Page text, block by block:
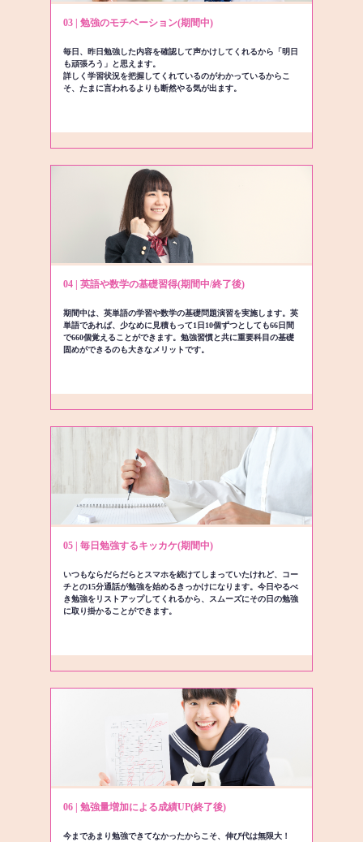
03 | 勉強のモチベーション(期間中)
毎日、昨日勉強した内容を確認して声かけしてくれるから「明日
も頑張ろう」と思えます。
詳しく学習状況を把握してくれているのがわかっているからこ
そ、たまに言われるよりも断然やる気が出ます。
04 | 英語や数学の基礎習得(期間中/終了後)
期間中は、英単語の学習や数学の基礎問題演習を実施します。英
単語であれば、少なめに見積もって1日10個ずつとしても66日間
で660個覚えることができます。勉強習慣と共に重要科目の基礎
固めができるのも大きなメリットです。
05 | 毎日勉強するキッカケ(期間中)
いつもならだらだらとスマホを続けてしまっていたけれど、コー
チとの15分通話が勉強を始めるきっかけになります。今日やるべ
き勉強をリストアップしてくれるから、スムーズにその日の勉強
に取り掛かることができます。
06 | 勉強量増加による成績UP(終了後)
今まであまり勉強できてなかったからこそ、伸び代は無限大！